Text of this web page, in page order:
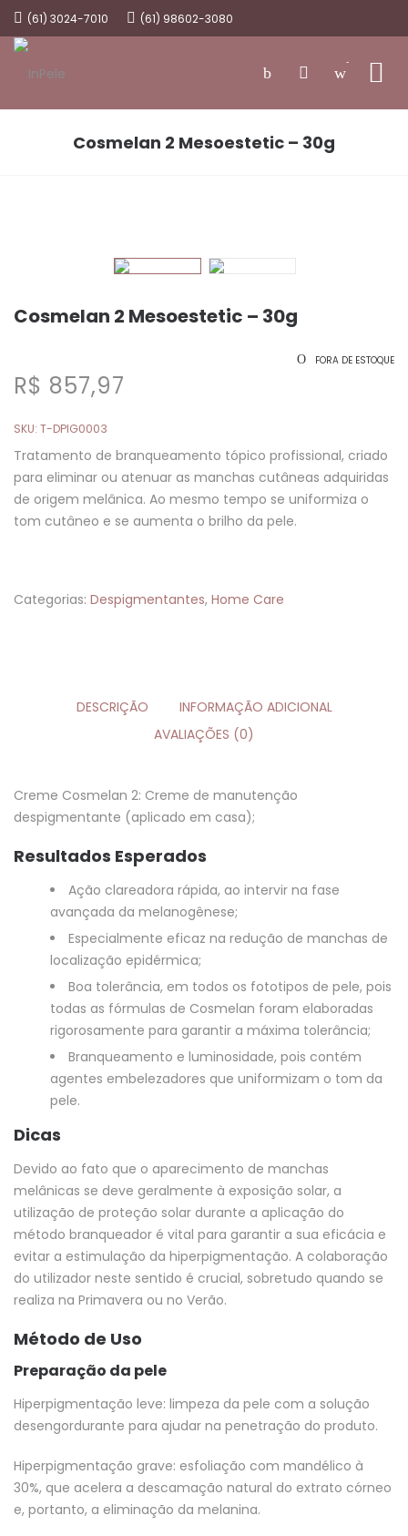
(61) 3024-7010 (61) 98602-3080
-
Cosmelan 2 Mesoestetic – 30g
Cosmelan 2 Mesoestetic – 30g
FORA DE ESTOQUE
R$ 857,97
SKU: T-DPIG0003
Tratamento de branqueamento tópico profissional, criado
para eliminar ou atenuar as manchas cutâneas adquiridas
de origem melânica. Ao mesmo tempo se uniformiza o
tom cutâneo e se aumenta o brilho da pele.
Categorias: Despigmentantes, Home Care
DESCRIÇÃO
INFORMAÇÃO ADICIONAL
AVALIAÇÕES (0)
Creme Cosmelan 2: Creme de manutenção
despigmentante (aplicado em casa);
Resultados Esperados
Ação clareadora rápida, ao intervir na fase
avançada da melanogênese;
Especialmente eficaz na redução de manchas de
localização epidérmica;
Boa tolerância, em todos os fototipos de pele, pois
todas as fórmulas de Cosmelan foram elaboradas
rigorosamente para garantir a máxima tolerância;
Branqueamento e luminosidade, pois contém
agentes embelezadores que uniformizam o tom da
pele.
Dicas
Devido ao fato que o aparecimento de manchas
melânicas se deve geralmente à exposição solar, a
utilização de proteção solar durante a aplicação do
método branqueador é vital para garantir a sua eficácia e
evitar a estimulação da hiperpigmentação. A colaboração
do utilizador neste sentido é crucial, sobretudo quando se
realiza na Primavera ou no Verão.
Método de Uso
Preparação da pele
Hiperpigmentação leve: limpeza da pele com a solução
desengordurante para ajudar na penetração do produto.
Hiperpigmentação grave: esfoliação com mandélico à
30%, que acelera a descamação natural do extrato córneo
e, portanto, a eliminação da melanina.